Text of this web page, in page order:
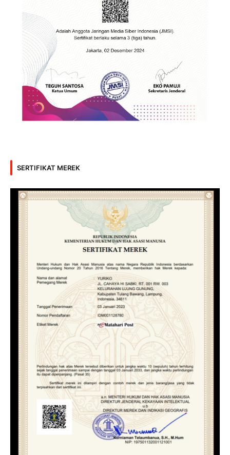
SERTIFIKAT MEREK